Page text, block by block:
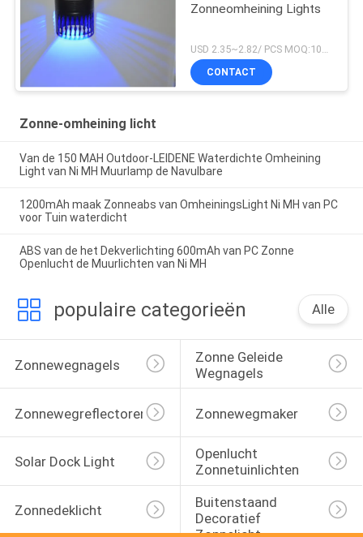
Zonneomheining Lights
USD 2.35~2.82/ PCS MOQ:10pcs
CONTACT
Zonne-omheining licht
Van de 150 MAH Outdoor-LEIDENE Waterdichte Omheining
Light van Ni MH Muurlamp de Navulbare
1200mAh maak Zonneabs van OmheiningsLight Ni MH van PC
voor Tuin waterdicht
ABS van de het Dekverlichting 600mAh van PC Zonne
Openlucht de Muurlichten van Ni MH
populaire categorieën Alle
Zonnewegnagels
Zonne Geleide
Wegnagels
Zonnewegreflectoren Zonnewegmaker
Solar Dock Light
Openlucht
Zonnetuinlichten
Zonnedeklicht
Buitenstaand
Decoratief